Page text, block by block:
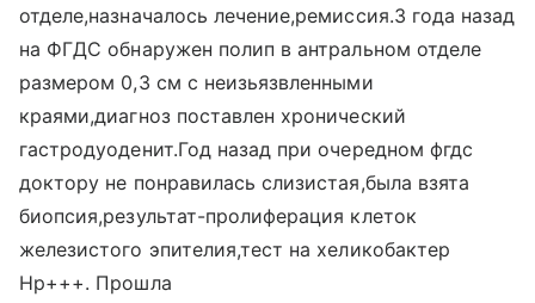
отделе,назначалось лечение,ремиссия.3 года назад
на ФГДС обнаружен полип в антральном отделе
размером 0,3 см с неизьязвленными
краями,диагноз поставлен хронический
гастродуоденит.Год назад при очередном фгдс
доктору не понравилась слизистая,была взята
биопсия,результат-пролиферация клеток
железистого эпителия,тест на хеликобактер
Нр+++. Прошла